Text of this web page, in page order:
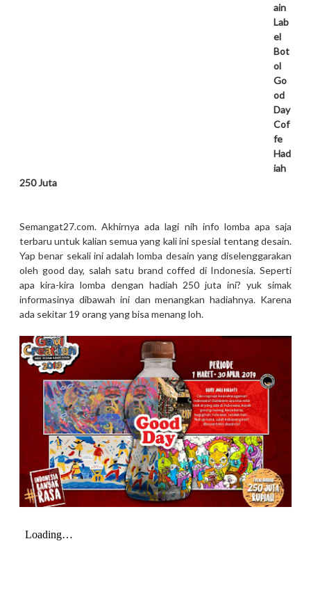
ain
Lab
el
Bot
ol
Go
od
Day
Cof
fe
Had
iah
250 Juta
Semangat27.com. Akhirnya ada lagi nih info lomba apa saja
terbaru untuk kalian semua yang kali ini spesial tentang desain.
Yap benar sekali ini adalah lomba desain yang diselenggarakan
oleh good day, salah satu brand coffed di Indonesia. Seperti
apa kira-kira lomba dengan hadiah 250 juta ini? yuk simak
informasinya dibawah ini dan menangkan hadiahnya. Karena
ada sekitar 19 orang yang bisa menang loh.